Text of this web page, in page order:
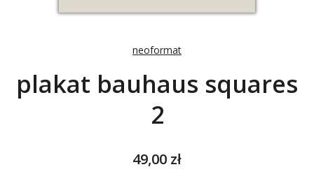
neoformat
plakat bauhaus squares
2
Cena
49,00 zł